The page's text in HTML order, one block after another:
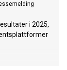
i 2025,